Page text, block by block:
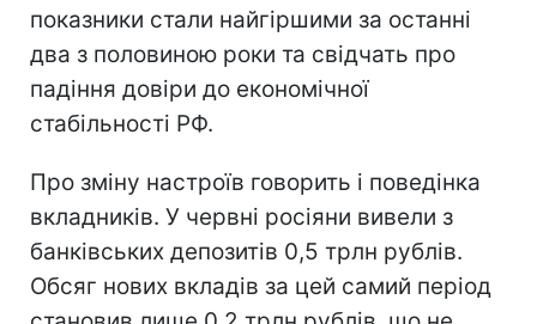
показники стали найгіршими за останні
два з половиною роки та свідчать про
падіння довіри до економічної
стабільності РФ.
Про зміну настроїв говорить і поведінка
вкладників. У червні росіяни вивели з
банківських депозитів 0,5 трлн рублів.
Обсяг нових вкладів за цей самий період